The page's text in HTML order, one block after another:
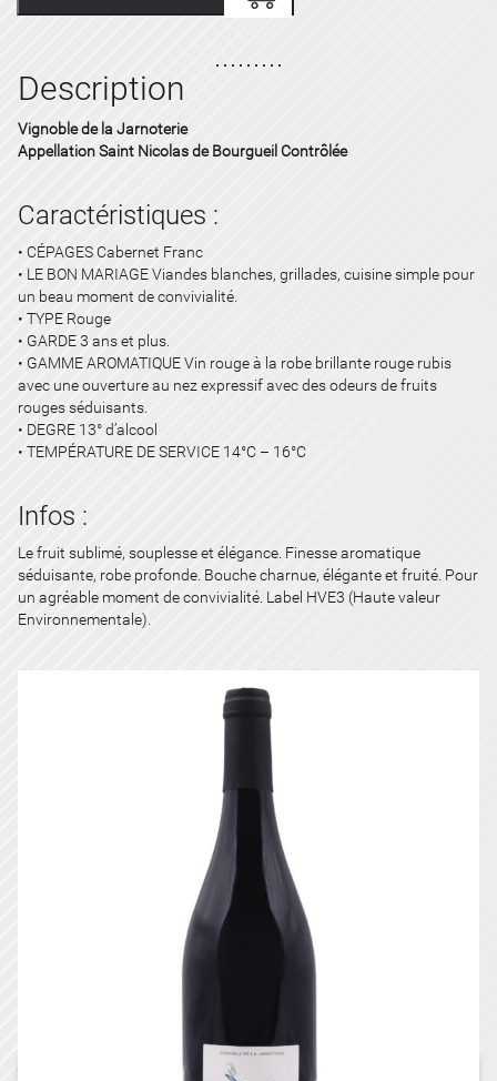
Bourgueuil
Vignoble
de
la
37,5
Description
Vignoble de la Jarnoterie
Appellation Saint Nicolas de Bourgueil Contrôlée
Caractéristiques :
• CÉPAGES Cabernet Franc
• LE BON MARIAGE Viandes blanches, grillades, cuisine simple pour
un beau moment de convivialité.
• TYPE Rouge
• GARDE 3 ans et plus.
• GAMME AROMATIQUE Vin rouge à la robe brillante rouge rubis
avec une ouverture au nez expressif avec des odeurs de fruits
rouges séduisants.
• DEGRE 13° d’alcool
• TEMPÉRATURE DE SERVICE 14°C – 16°C
Infos :
Le fruit sublimé, souplesse et élégance. Finesse aromatique
séduisante, robe profonde. Bouche charnue, élégante et fruité. Pour
un agréable moment de convivialité. Label HVE3 (Haute valeur
Environnementale).